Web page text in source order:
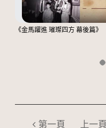
《金馬躍進 璀璨四方 幕後篇》
第一頁 上一頁